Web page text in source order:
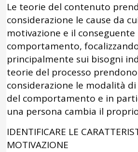
Le teorie del contenuto
considerazione le cause da
motivazione e il conseguente
comportamento,
principalmente sui bisogni
teorie del processo
considerazione le modalità
del comportamento e in
una persona cambia il
IDENTIFICARE LE
MOTIVAZIONE